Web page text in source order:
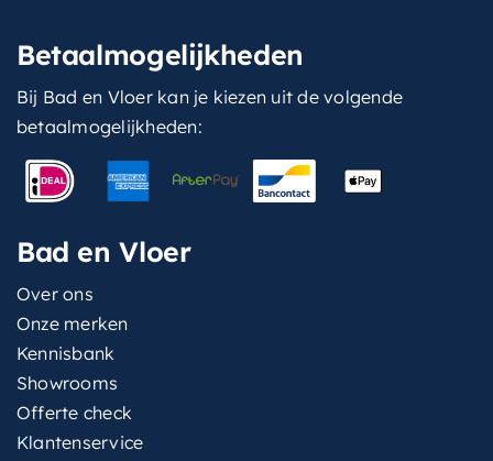
Betaalmogelijkheden
Bij Bad en Vloer kan je kiezen uit de volgende
betaalmogelijkheden:
Bad en Vloer
Over ons
Onze merken
Kennisbank
Showrooms
Offerte check
Klantenservice